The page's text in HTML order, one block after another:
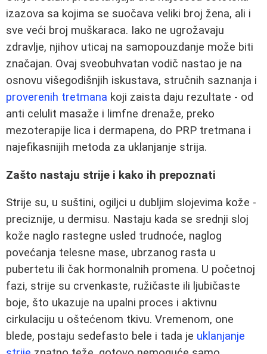
izazova sa kojima se suočava veliki broj žena, ali i
sve veći broj muškaraca. Iako ne ugrožavaju
zdravlje, njihov uticaj na samopouzdanje može biti
značajan. Ovaj sveobuhvatan vodič nastao je na
osnovu višegodišnjih iskustava, stručnih saznanja i
proverenih tretmana koji zaista daju rezultate - od
anti celulit masaže i limfne drenaže, preko
mezoterapije lica i dermapena, do PRP tretmana i
najefikasnijih metoda za uklanjanje strija.
Zašto nastaju strije i kako ih prepoznati
Strije su, u suštini, ogiljci u dubljim slojevima kože -
preciznije, u dermisu. Nastaju kada se srednji sloj
kože naglo rastegne usled trudnoće, naglog
povećanja telesne mase, ubrzanog rasta u
pubertetu ili čak hormonalnih promena. U početnoj
fazi, strije su crvenkaste, ružičaste ili ljubičaste
boje, što ukazuje na upalni proces i aktivnu
cirkulaciju u oštećenom tkivu. Vremenom, one
blede, postaju sedefasto bele i tada je uklanjanje